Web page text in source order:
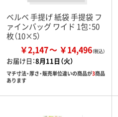
ベルベ 手提げ 紙袋 手提袋 フ
ァインバッグ ワイド 1包：50
枚（10×5）
￥2,147 ￥14,496
お届け日：8月11日（火）
マチ寸法・厚さ・販売単位違いの商品が3商品
あります